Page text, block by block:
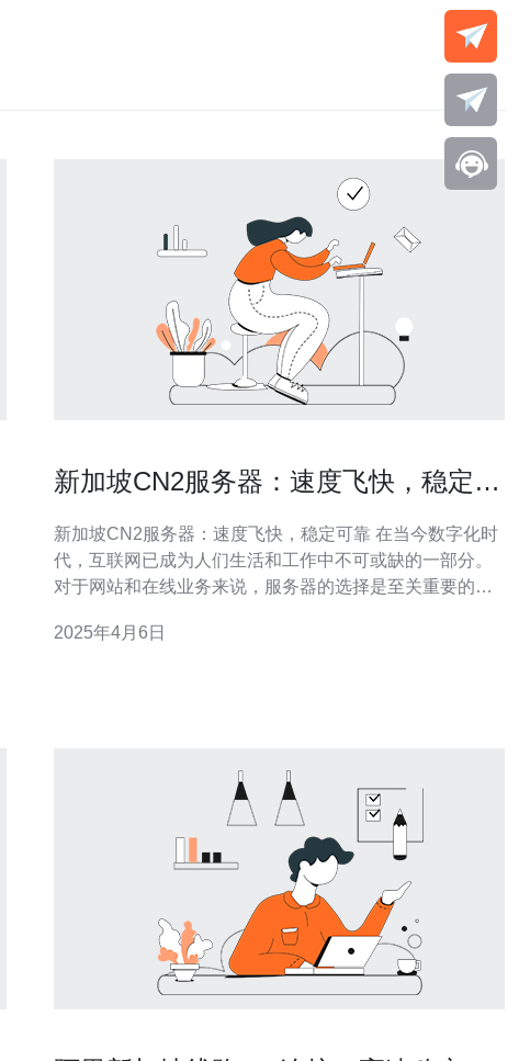
新加坡CN2服务器：速度飞快，稳定可
新加坡CN2服务器：速度飞快，稳定可靠 在当今数字化时
代，互联网已成为人们生活和工作中不可或缺的一部分。
对于网站和在线业务来说，服务器的选择是至关重要的。
本文将介绍新加坡CN2服务器的特点和优势。 CN2是指中
2025年4月6日